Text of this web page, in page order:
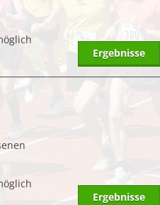
Ergebnisse
Ergebnisse